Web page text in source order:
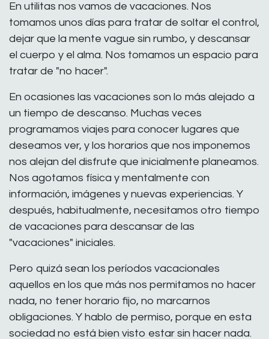
En utilitas nos vamos de vacaciones. Nos
tomamos unos días para tratar de soltar el control,
dejar que la mente vague sin rumbo, y descansar
el cuerpo y el alma. Nos tomamos un espacio para
tratar de "no hacer".
En ocasiones las vacaciones son lo más alejado a
un tiempo de descanso. Muchas veces
programamos viajes para conocer lugares que
deseamos ver, y los horarios que nos imponemos
nos alejan del disfrute que inicialmente planeamos.
Nos agotamos física y mentalmente con
información, imágenes y nuevas experiencias. Y
después, habitualmente, necesitamos otro tiempo
de vacaciones para descansar de las
"vacaciones" iniciales.
Pero quizá sean los períodos vacacionales
aquellos en los que más nos permitamos no hacer
nada, no tener horario fijo, no marcarnos
obligaciones. Y hablo de permiso, porque en esta
sociedad no está bien visto estar sin hacer nada.